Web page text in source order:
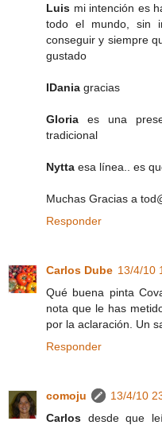
Luis mi intención es
todo el mundo, sin
conseguir y siempre
gustado
IDania gracias
Gloria es una
tradicional
Nytta esa línea.. es
Muchas Gracias a
Responder
Carlos Dube 13/4/10
Qué buena pinta
nota que le has
por la aclaración. Un
Responder
comoju
13/4/10
Carlos desde que